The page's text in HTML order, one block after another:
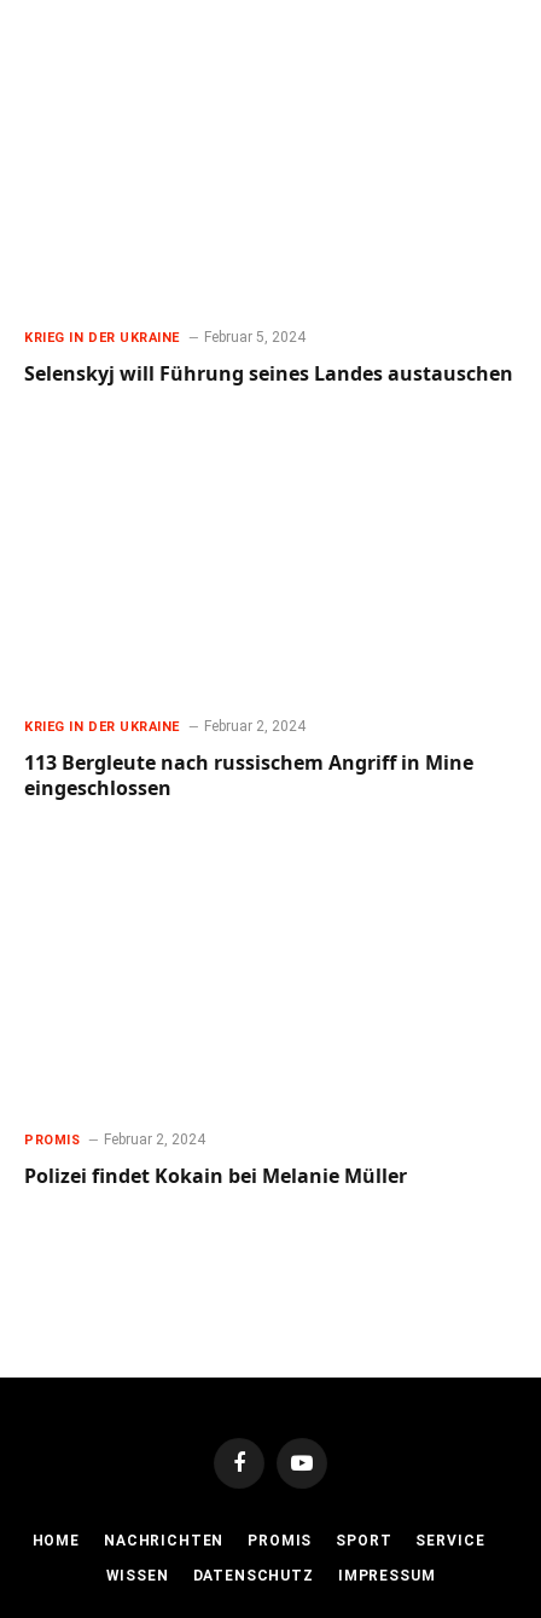
KRIEG IN DER UKRAINE Februar 5, 2024
Selenskyj will Führung seines Landes austauschen
KRIEG IN DER UKRAINE Februar 2, 2024
113 Bergleute nach russischem Angriff in Mine
eingeschlossen
PROMIS Februar 2, 2024
Polizei findet Kokain bei Melanie Müller
FacebookYouTube
HOME NACHRICHTEN PROMIS SPORT SERVICE
WISSEN DATENSCHUTZ IMPRESSUM